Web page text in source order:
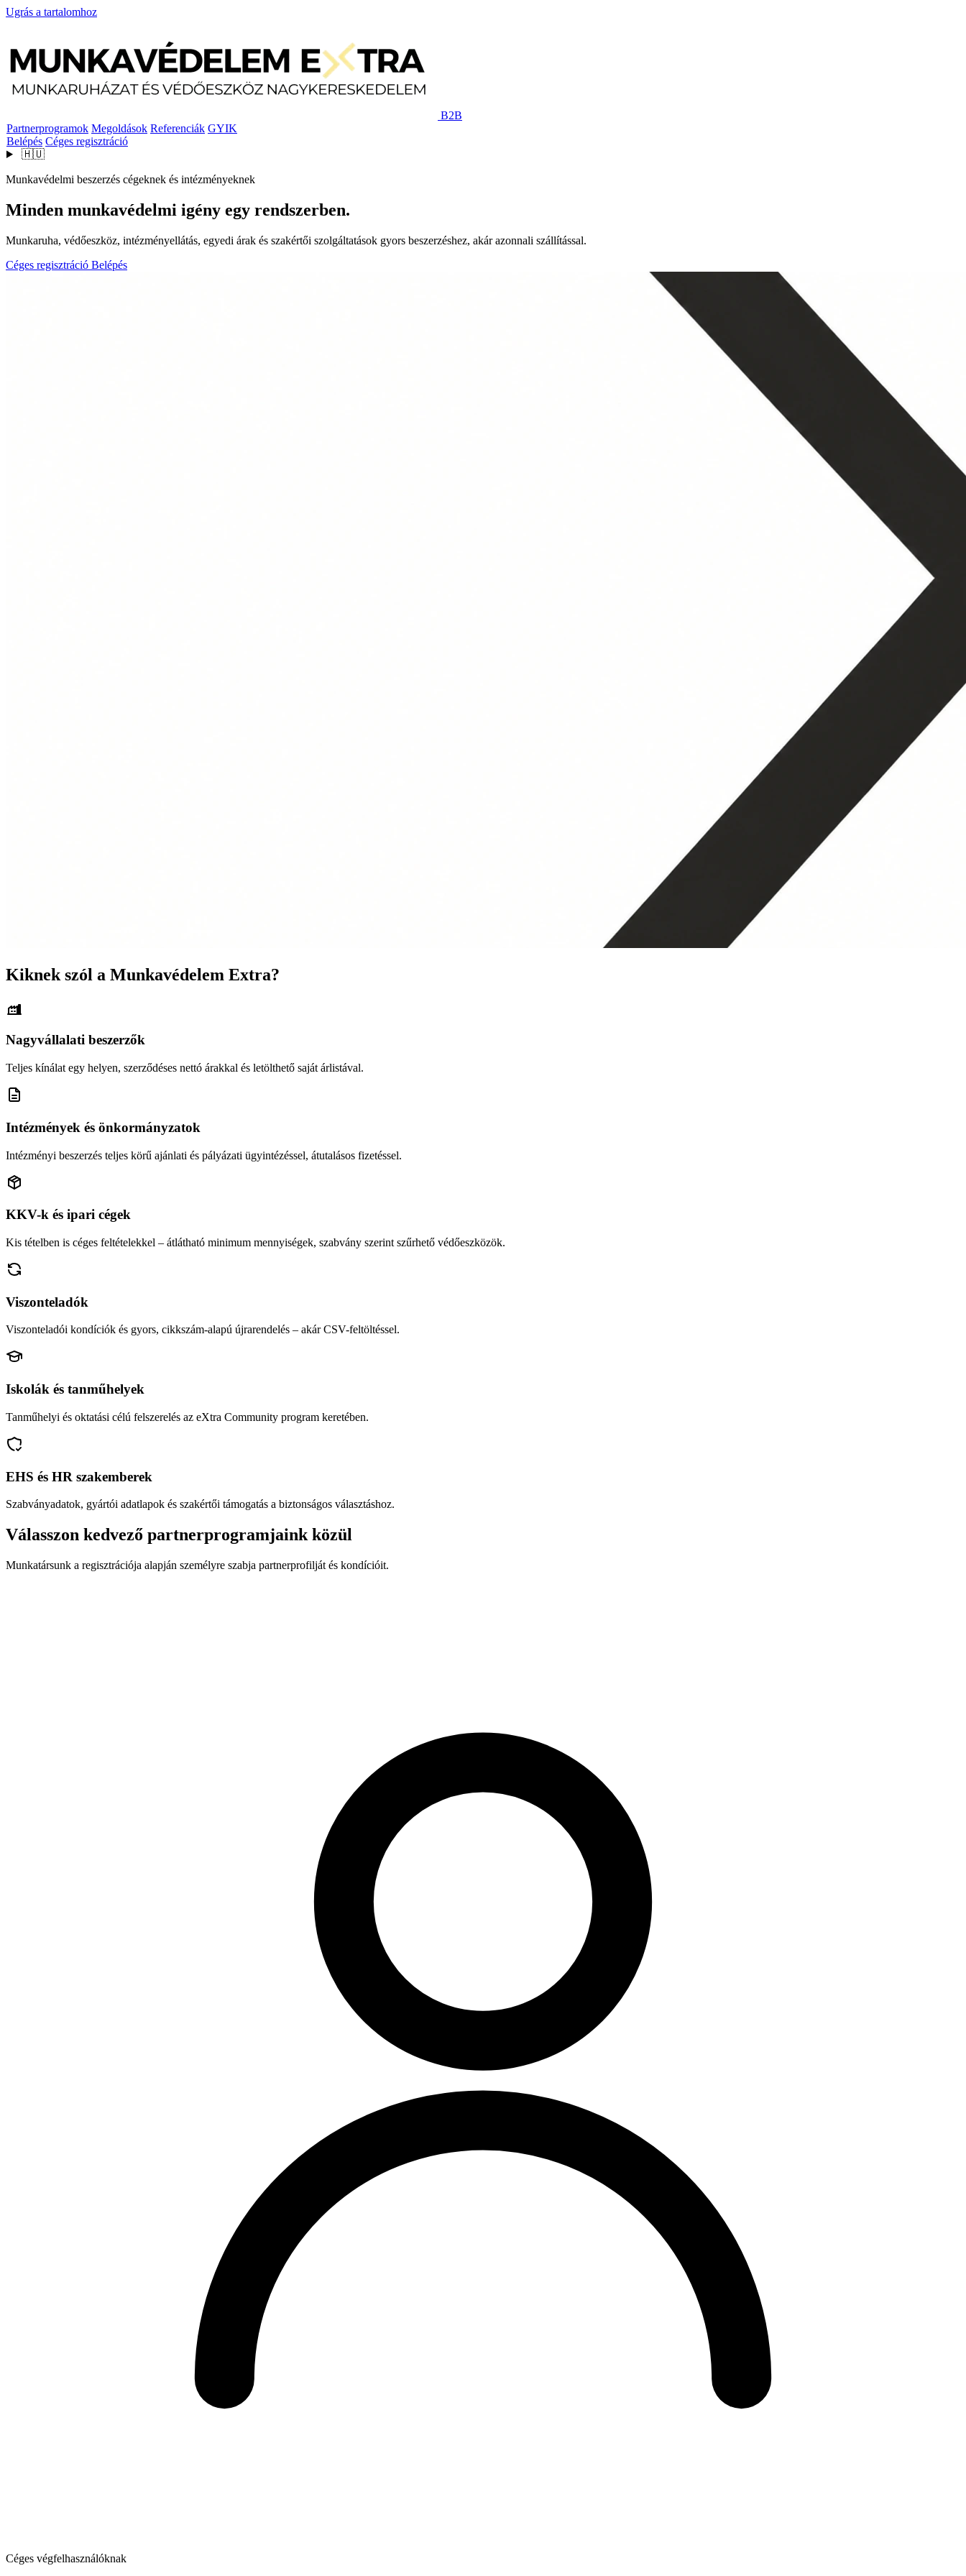
Ugrás a tartalomhoz
B2B
Partnerprogramok Megoldások Referenciák GYIK
Belépés Céges regisztráció
🇭🇺
Munkavédelmi beszerzés cégeknek és intézményeknek
Minden munkavédelmi igény egy rendszerben.
Munkaruha, védőeszköz, intézményellátás, egyedi árak és szakértői szolgáltatások gyors beszerzéshez, akár azonnali szállítással.
Céges regisztráció Belépés
Kiknek szól a Munkavédelem Extra?
Nagyvállalati beszerzők
Teljes kínálat egy helyen, szerződéses nettó árakkal és letölthető saját árlistával.
Intézmények és önkormányzatok
Intézményi beszerzés teljes körű ajánlati és pályázati ügyintézéssel, átutalásos fizetéssel.
KKV-k és ipari cégek
Kis tételben is céges feltételekkel – átlátható minimum mennyiségek, szabvány szerint szűrhető védőeszközök.
Viszonteladók
Viszonteladói kondíciók és gyors, cikkszám-alapú újrarendelés – akár CSV-feltöltéssel.
Iskolák és tanműhelyek
Tanműhelyi és oktatási célú felszerelés az eXtra Community program keretében.
EHS és HR szakemberek
Szabványadatok, gyártói adatlapok és szakértői támogatás a biztonságos választáshoz.
Válasszon kedvező partnerprogramjaink közül
Munkatársunk a regisztrációja alapján személyre szabja partnerprofilját és kondícióit.
Céges végfelhasználóknak